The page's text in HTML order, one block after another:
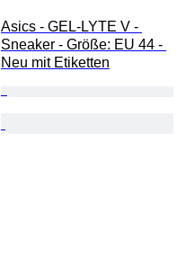
Asics - GEL-LYTE V -
Sneaker - Größe: EU 44 -
Neu mit Etiketten